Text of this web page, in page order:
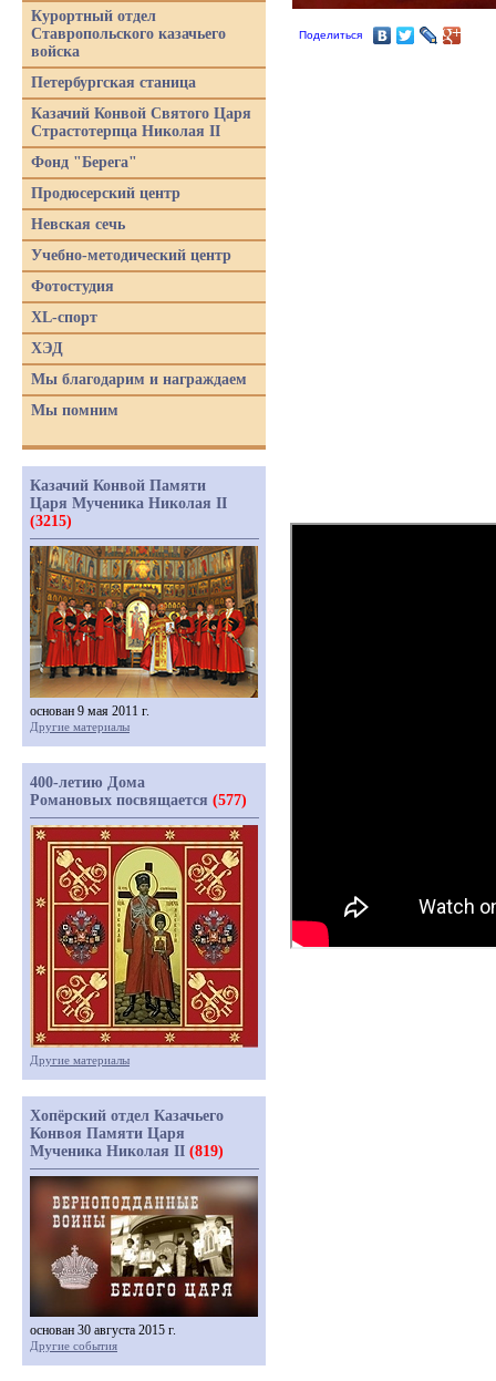
Поделиться
Курортный отдел
Ставропольского казачьего
войска
Петербургская станица
Казачий Конвой Святого Царя
Страстотерпца Николая II
Фонд "Берега"
Продюсерский центр
Невская сечь
Учебно-методический центр
Фотостудия
XL-спорт
ХЭД
Мы благодарим и награждаем
Мы помним
Казачий Конвой Памяти
Царя Мученика Николая II
(3215)
основан 9 мая 2011 г.
Другие материалы
400-летию Дома
Романовых посвящается (577)
Другие материалы
Хопёрский отдел Казачьего
Конвоя Памяти Царя
Мученика Николая II (819)
основан 30 августа 2015 г.
Другие события